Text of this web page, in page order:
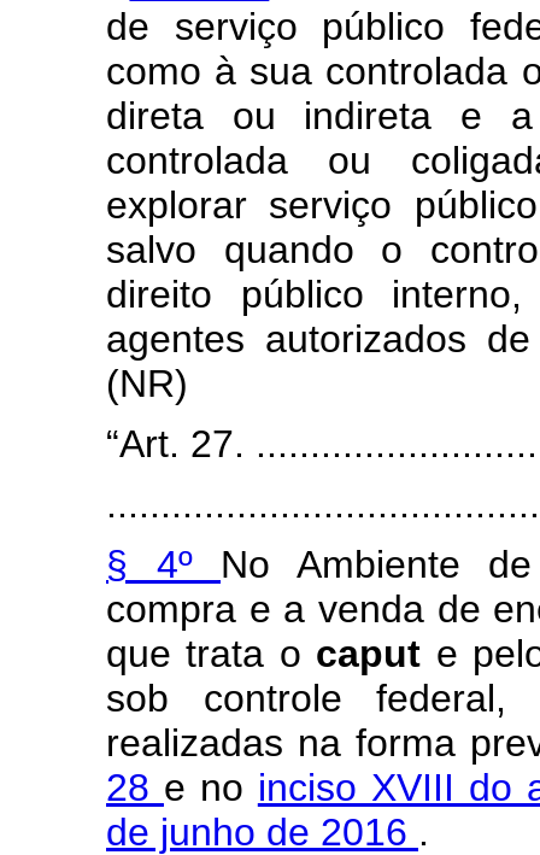
de serviço público
como à sua controlada
direta ou indireta e a
controlada ou
explorar serviço
salvo quando o
direito público
agentes autorizados
(NR)
“Art. 27.
§ 4º No Ambiente
compra e a venda de
que trata o caput e
sob controle federal,
realizadas na forma
28 e no inciso XVIII do
de junho de 2016 .